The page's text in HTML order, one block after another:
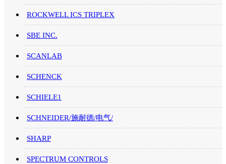
ROCKWELL ICS TRIPLEX
SBE INC.
SCANLAB
SCHENCK
SCHIELE1
SCHNEIDER/施耐德/电气/
SHARP
SPECTRUM CONTROLS